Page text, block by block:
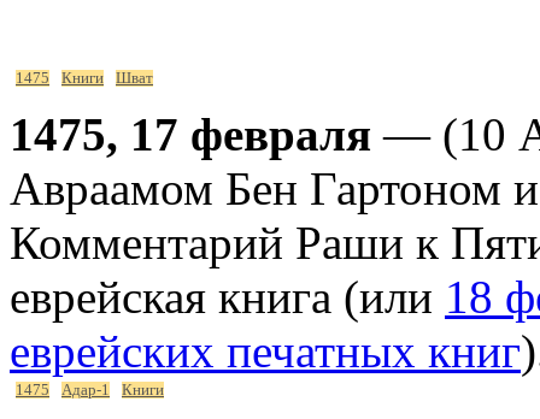
1475 Книги Шват
1475, 17 февраля — (10
Авраамом Бен Гартоном
Комментарий Раши к
еврейская книга (или 18
еврейских печатных книг
1475 Адар-1 Книги